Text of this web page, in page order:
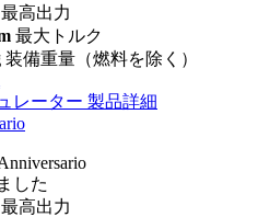
最高出力
最大トルク
装備重量（燃料を除く）
レーター 製品詳細
した
最高出力